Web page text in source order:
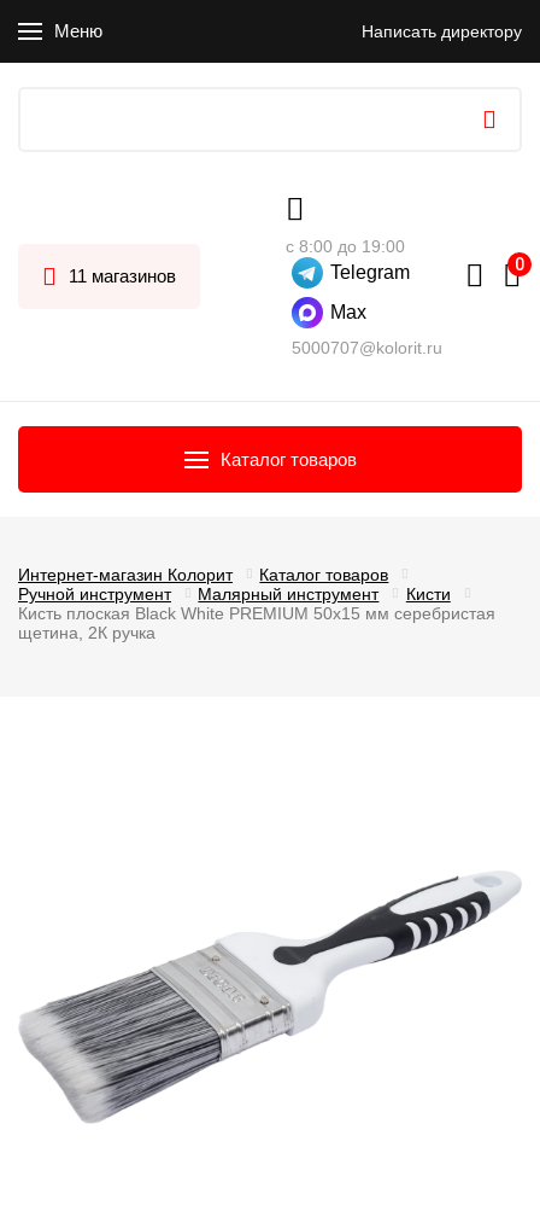
Меню Написать директору
11 магазинов
с 8:00 до 19:00
Telegram
Max
5000707@kolorit.ru
Каталог товаров
Интернет-магазин Колорит
Каталог товаров
Ручной инструмент
Малярный инструмент
Кисти
Кисть плоская Black White PREMIUM 50х15 мм серебристая
щетина, 2К ручка